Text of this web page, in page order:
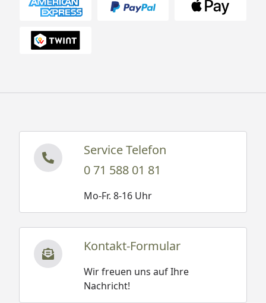
angrenzende)
Zaunelement
Höhe: 900 mm
1500 mm
1200 mm
Service Telefon
0 71 588 01 81
Mo-Fr. 8-16 Uhr
Kontakt-Formular
Wir freuen uns auf Ihre
Nachricht!